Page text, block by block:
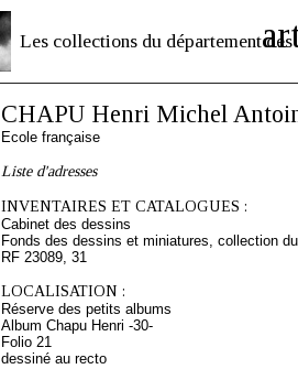
Les collections du département des
CHAPU Henri Michel
Ecole française
Liste d'adresses
INVENTAIRES ET CATALOGUES :
Cabinet des dessins
Fonds des dessins et miniatures, collection
RF 23089, 31
LOCALISATION :
Réserve des petits albums
Album Chapu Henri -30-
Folio 21
dessiné au recto